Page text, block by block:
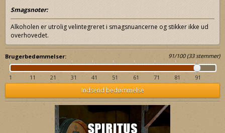
Smagsnoter:
Alkoholen er utrolig velintegreret i smagsnuancerne og stikker ikke ud
overhovedet.
Brugerbedømmelser: 91/100(33stemmer)
1 11 21 31 41 51 61 71 81 91
Indsend bedømmelse